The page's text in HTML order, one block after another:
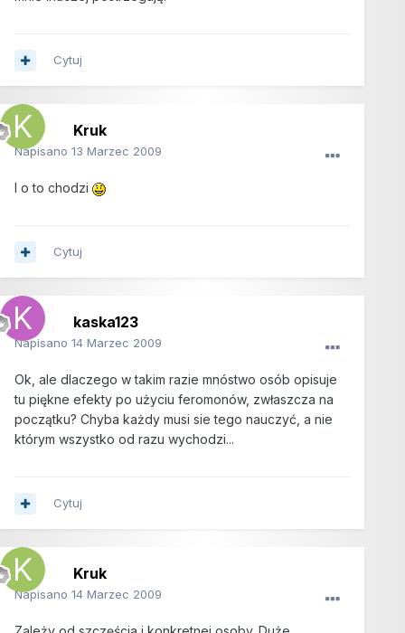
Cytuj
Kruk
Napisano 13 Marzec 2009
I o to chodzi
Cytuj
kaska123
Napisano 14 Marzec 2009
Ok, ale dlaczego w takim razie mnóstwo osób opisuje
tu piękne efekty po użyciu feromonów, zwłaszcza na
początku? Chyba każdy musi sie tego nauczyć, a nie
którym wszystko od razu wychodzi...
Cytuj
Kruk
Napisano 14 Marzec 2009